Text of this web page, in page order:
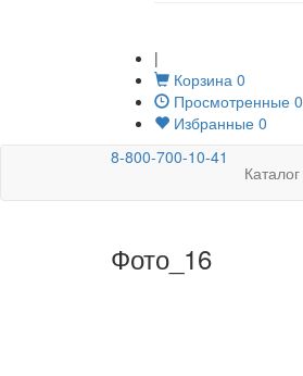
|
Корзина 0
Просмотренные 0
Избранные 0
8-800-700-10-41
Каталог
Фото_16